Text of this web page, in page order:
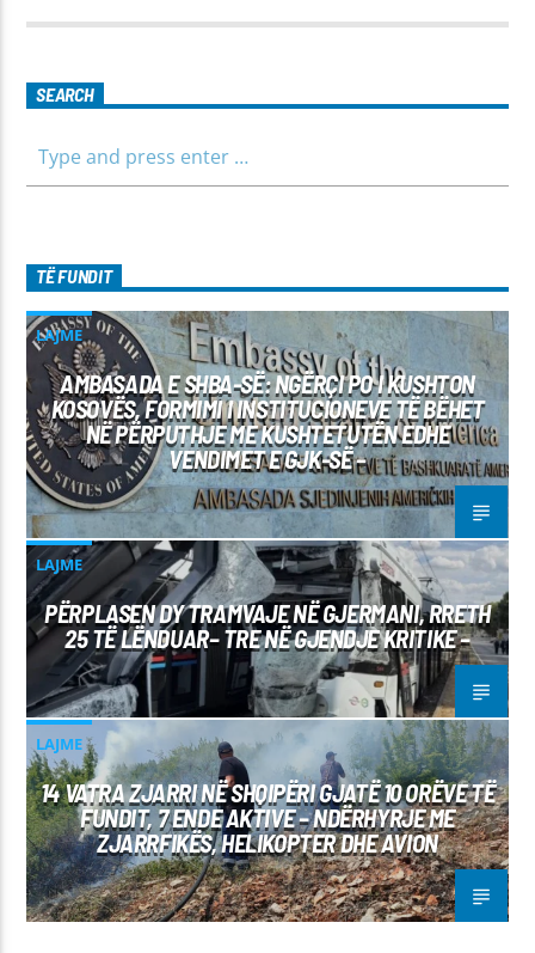
të jemi më afër dëgjuesve të rinj, komunikojmë së bashku me
kanë, por edhe përfitimin e njohurive të reja. Çdo të diel, ora
10:00-12:00 Moderatore: Luljeta Beqiri Kontakti: Viber: +383
SEARCH
TË FUNDIT
LAJME
AMBASADA E SHBA-SË: NGËRÇI PO I KUSHTON
KOSOVËS, FORMIMI I INSTITUCIONEVE TË BËHET
NË PËRPUTHJE ME KUSHTETUTËN EDHE
VENDIMET E GJK-SË –
LAJME
PËRPLASEN DY TRAMVAJE NË GJERMANI, RRETH
25 TË LËNDUAR– TRE NË GJENDJE KRITIKE –
LAJME
14 VATRA ZJARRI NË SHQIPËRI GJATË 10 ORËVE TË
FUNDIT, 7 ENDE AKTIVE – NDËRHYRJE ME
ZJARRFIKËS, HELIKOPTER DHE AVION